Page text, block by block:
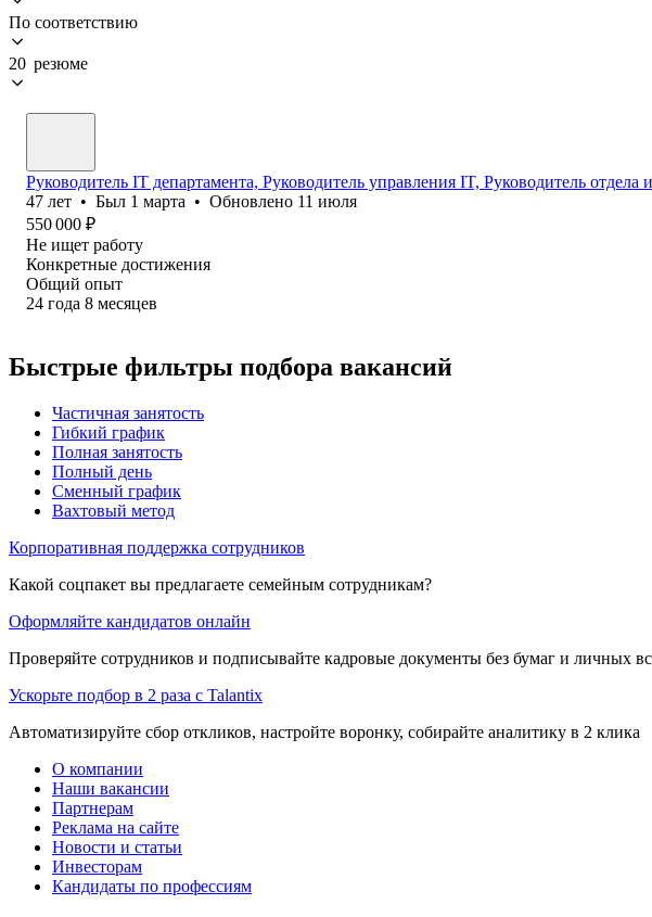
По соответствию
20 резюме
Руководитель IT департамента, Руководитель управления IT, Руководитель отдела
47 лет • Был 1 марта • Обновлено 11 июля
550 000 ₽
Не ищет работу
Конкретные достижения
Общий опыт
24 года 8 месяцев
Быстрые фильтры подбора вакансий
Частичная занятость
Гибкий график
Полная занятость
Полный день
Сменный график
Вахтовый метод
Корпоративная поддержка сотрудников
Какой соцпакет вы предлагаете семейным сотрудникам?
Оформляйте кандидатов онлайн
Проверяйте сотрудников и подписывайте кадровые документы без бумаг и личных
Ускорьте подбор в 2 раза с Talantix
Автоматизируйте сбор откликов, настройте воронку, собирайте аналитику в 2 клика
О компании
Наши вакансии
Партнерам
Реклама на сайте
Новости и статьи
Инвесторам
Кандидаты по профессиям